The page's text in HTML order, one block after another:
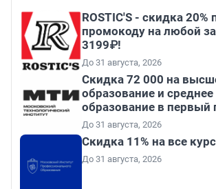
ROSTIC'S - скидка 20%
промокоду на любой
3199₽!
До 31 августа, 2026
Скидка 72 000 на
образование и
образование в первый
До 31 августа, 2026
Скидка 11% на все
До 31 августа, 2026